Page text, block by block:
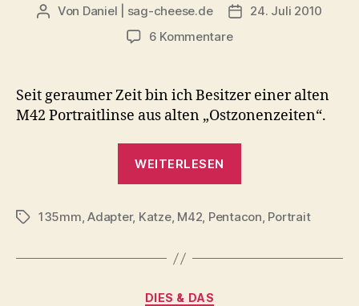
Beitragsautor
Von Daniel | sag-cheese.de Beitragsdatum
24. Juli 2010
6 Kommentarezu
Pentacon
135
Seit geraumer Zeit bin ich Besitzer einer alten
M42 Portraitlinse aus alten „Ostzonenzeiten“.
WEITERLESEN
M42
135
Schlagwörter
135mm,Adapter, Katze, M42, Pentacon, Portrait
Kategorien
DIES & DAS